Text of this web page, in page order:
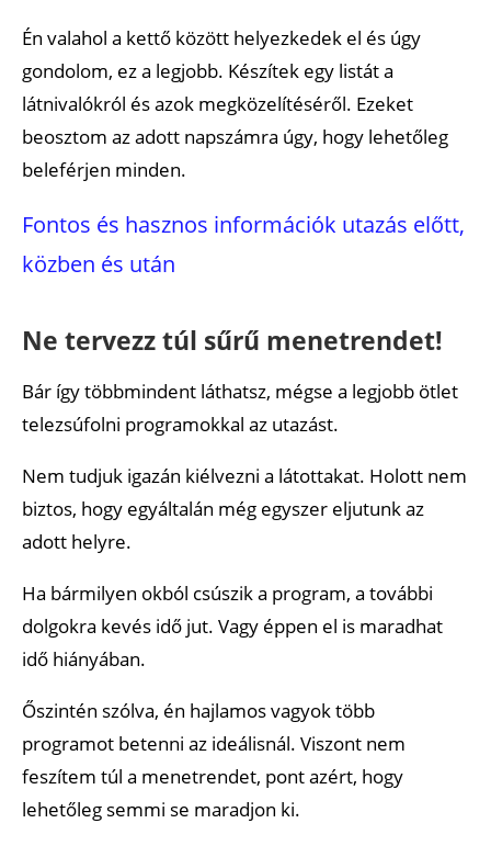
Iható a csapvíz?
Legyen nálad mindig telefontöltő!
Szerezz be egy multi adaptert!
Vigyázni a nem biztonságos wifi-kapcsolattal!
Kell vízum?
Bátran kérdezz a helyiektől!
Legyen nálunk nedves törlő és egy kis törülköző!
Ajánlott cikkek
Én valahol a kettő között helyezkedek el és úgy
gondolom, ez a legjobb. Készítek egy listát a
látnivalókról és azok megközelítéséről. Ezeket
beosztom az adott napszámra úgy, hogy lehetőleg
beleférjen minden.
Fontos és hasznos információk utazás előtt,
közben és után
Ne tervezz túl sűrű menetrendet!
Bár így többmindent láthatsz, mégse a legjobb ötlet
telezsúfolni programokkal az utazást.
Nem tudjuk igazán kiélvezni a látottakat. Holott nem
biztos, hogy egyáltalán még egyszer eljutunk az
adott helyre.
Ha bármilyen okból csúszik a program, a további
dolgokra kevés idő jut. Vagy éppen el is maradhat
idő hiányában.
Őszintén szólva, én hajlamos vagyok több
programot betenni az ideálisnál. Viszont nem
feszítem túl a menetrendet, pont azért, hogy
lehetőleg semmi se maradjon ki.